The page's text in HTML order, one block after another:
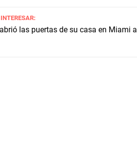
las puertas de su casa en Miami